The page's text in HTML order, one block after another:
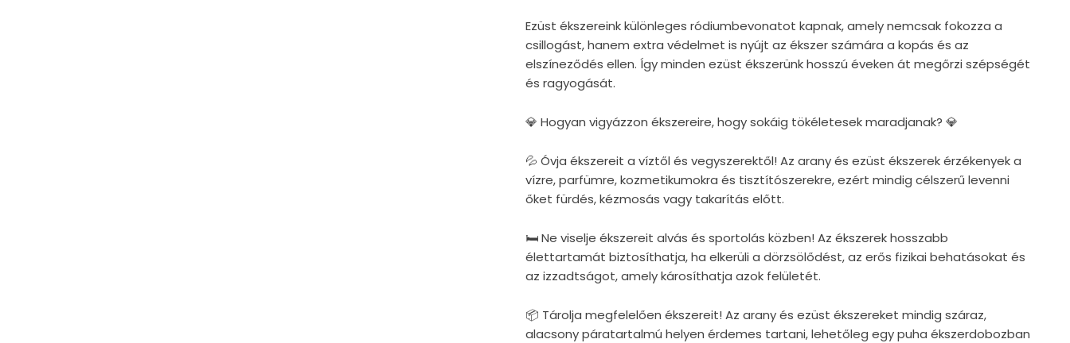
Ezüst ékszereink különleges ródiumbevonatot kapnak, amely nemcsak fokozza a
csillogást, hanem extra védelmet is nyújt az ékszer számára a kopás és az
elszíneződés ellen. Így minden ezüst ékszerünk hosszú éveken át megőrzi szépségét
és ragyogását.
💎 Hogyan vigyázzon ékszereire, hogy sokáig tökéletesek maradjanak? 💎
💦 Óvja ékszereit a víztől és vegyszerektől! Az arany és ezüst ékszerek érzékenyek a
vízre, parfümre, kozmetikumokra és tisztítószerekre, ezért mindig célszerű levenni
őket fürdés, kézmosás vagy takarítás előtt.
🛏 Ne viselje ékszereit alvás és sportolás közben! Az ékszerek hosszabb
élettartamát biztosíthatja, ha elkerüli a dörzsölődést, az erős fizikai behatásokat és
az izzadtságot, amely károsíthatja azok felületét.
📦 Tárolja megfelelően ékszereit! Az arany és ezüst ékszereket mindig száraz,
alacsony páratartalmú helyen érdemes tartani, lehetőleg egy puha ékszerdobozban